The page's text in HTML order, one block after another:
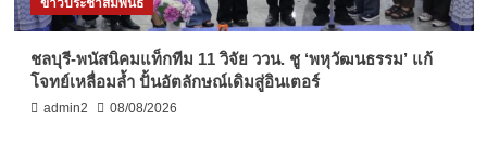
ข่าวประชาสัมพันธ์
ชลบุรี-พนัสนิคมแท็กทีม 11 วิจัย ววน. ชู ‘พหุวัฒนธรรม’ แก้
โจทย์เหลื่อมล้ำ ปั้นอัตลักษณ์เดิมสู่อินเตอร์
admin2 08/08/2026